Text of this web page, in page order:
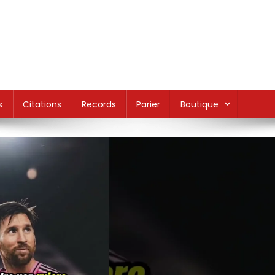
Citations Records Parier Boutique